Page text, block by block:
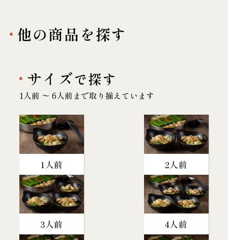
他の商品を探す
サイズで探す
1人前 〜 6人前まで取り揃えています
1人前 2人前
3人前 4人前